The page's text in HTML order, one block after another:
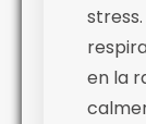
en la